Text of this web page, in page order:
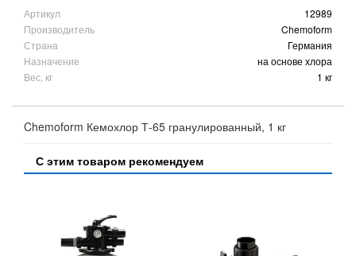
Артикул
12989
Производитель
Chemoform
Страна
Германия
Назначение
на основе хлора
Вес, кг
1 кг
Chemoform Кемохлор Т-65 гранулированный, 1 кг
С этим товаром рекомендуем